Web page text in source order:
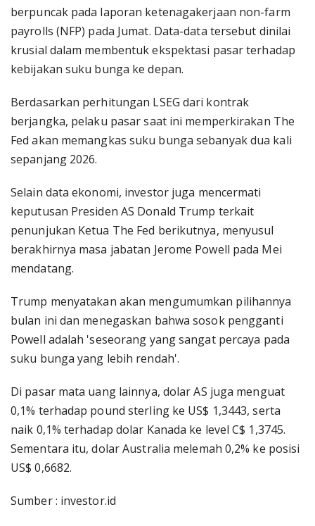
berpuncak pada laporan ketenagakerjaan non-farm
payrolls (NFP) pada Jumat. Data-data tersebut dinilai
krusial dalam membentuk ekspektasi pasar terhadap
kebijakan suku bunga ke depan.
Berdasarkan perhitungan LSEG dari kontrak
berjangka, pelaku pasar saat ini memperkirakan The
Fed akan memangkas suku bunga sebanyak dua kali
sepanjang 2026.
Selain data ekonomi, investor juga mencermati
keputusan Presiden AS Donald Trump terkait
penunjukan Ketua The Fed berikutnya, menyusul
berakhirnya masa jabatan Jerome Powell pada Mei
mendatang.
Trump menyatakan akan mengumumkan pilihannya
bulan ini dan menegaskan bahwa sosok pengganti
Powell adalah 'seseorang yang sangat percaya pada
suku bunga yang lebih rendah'.
Di pasar mata uang lainnya, dolar AS juga menguat
0,1% terhadap pound sterling ke US$ 1,3443, serta
naik 0,1% terhadap dolar Kanada ke level C$ 1,3745.
Sementara itu, dolar Australia melemah 0,2% ke posisi
US$ 0,6682.
Sumber : investor.id